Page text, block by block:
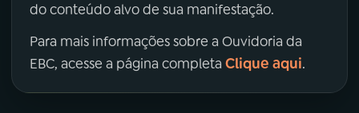
do conteúdo alvo de sua manifestação.
Para mais informações sobre a Ouvidoria da
EBC, acesse a página completa Clique aqui.